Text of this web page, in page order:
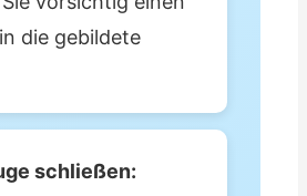
die gebildete
schließen: